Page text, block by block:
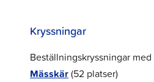
Kryssningar
Beställningskryssningar med
Mässkär(52 platser)